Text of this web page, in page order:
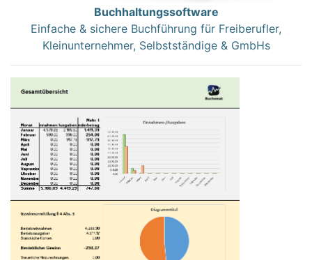
Buchhaltungssoftware
Einfache & sichere Buchführung für Freiberufler,
Kleinunternehmer, Selbstständige & GmbHs